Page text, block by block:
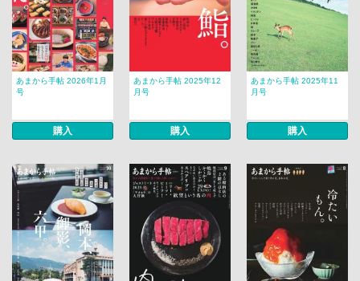
あまから手帖 2026年1月
号
購入
あまから手帖 2025年12
月号
購入
あまから手帖 2025年11
月号
購入